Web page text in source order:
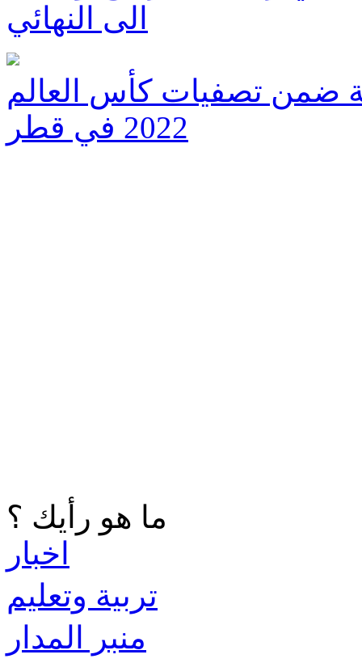
الى النهائي
ضمن تصفيات كأس العالم
2022 في قطر
ما هو رأيك ؟
اخبار
تربية وتعليم
منبر المدار